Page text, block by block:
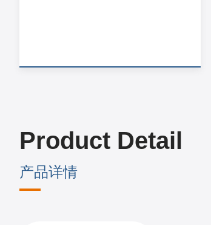
Product Detail
产品详情